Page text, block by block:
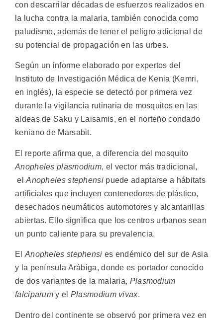
con descarrilar décadas de esfuerzos realizados en
la lucha contra la malaria, también conocida como
paludismo, además de tener el peligro adicional de
su potencial de propagación en las urbes.
Según un informe elaborado por expertos del
Instituto de Investigación Médica de Kenia (Kemri,
en inglés), la especie se detectó por primera vez
durante la vigilancia rutinaria de mosquitos en las
aldeas de Saku y Laisamis, en el norteño condado
keniano de Marsabit.
El reporte afirma que, a diferencia del mosquito
Anopheles plasmodium, el vector más tradicional,
elAnopheles stephensipuede adaptarse a hábitats
artificiales que incluyen contenedores de plástico,
desechados neumáticos automotores y alcantarillas
abiertas. Ello significa que los centros urbanos sean
un punto caliente para su prevalencia.
El Anopheles stephensi es endémico del sur de Asia
y la península Arábiga, donde es portador conocido
de dos variantes de la malaria, Plasmodium
falciparum y el Plasmodium vivax.
Dentro del continente se observó por primera vez en